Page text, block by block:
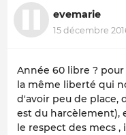
evemarie
15 décembre
Année 60 libre ?
la même liberté qui
d'avoir peu de place,
est du harcèlement),
le respect des mecs